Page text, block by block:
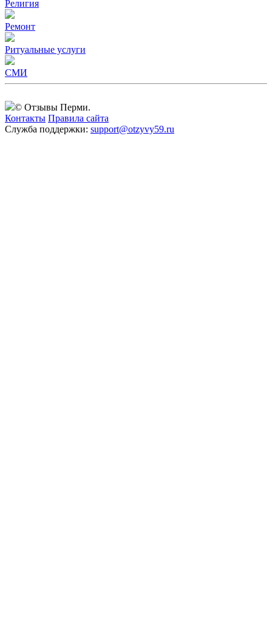
Религия
Ремонт
Ритуальные услуги
СМИ
© Отзывы Перми.
Контакты Правила сайта
Служба поддержки: support@otzyvy59.ru